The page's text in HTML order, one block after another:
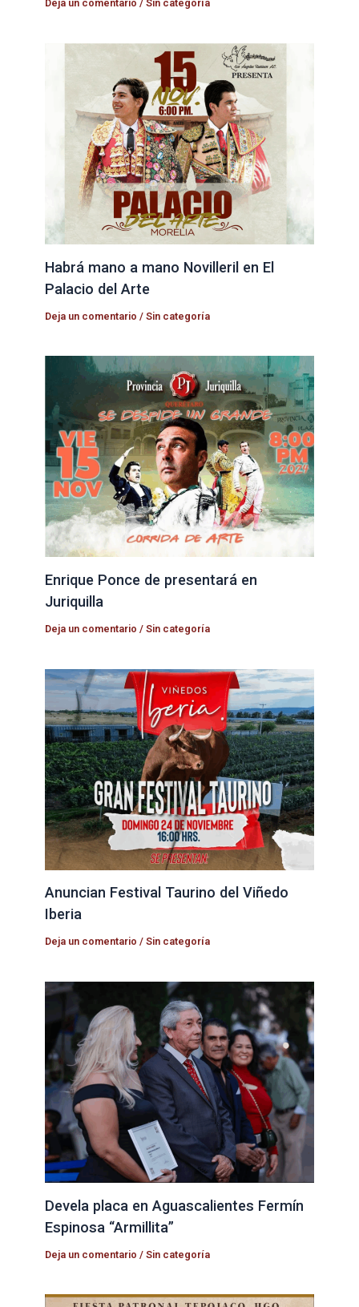
Deja un comentario /Sin categoría
Habrá mano a mano Novilleril en El
Palacio del Arte
Deja un comentario /Sin categoría
Enrique Ponce de presentará en
Juriquilla
Deja un comentario /Sin categoría
Anuncian Festival Taurino del Viñedo
Iberia
Deja un comentario /Sin categoría
Devela placa en Aguascalientes Fermín
Espinosa “Armillita”
Deja un comentario /Sin categoría